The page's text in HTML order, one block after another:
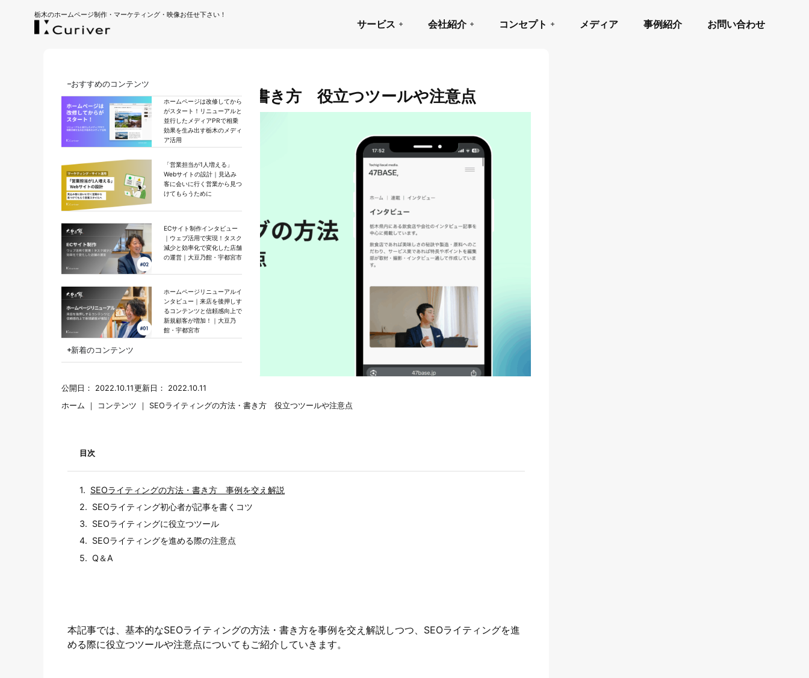
栃木のホームページ制作・マーケティング・映像お任せ下さい！
サービス 会社紹介 コンセプト メディア 事例紹介 お問い合わせ
SEOライティングの方法・書き方 役立つツールや注意点
公開日： 2022.10.11更新日：
2022.10.11
ホーム
｜ コンテンツ ｜ SEOライティングの方法・書き方 役立つツールや注意点
目次
SEOライティングの方法・書き方 事例を交え解説
SEOライティング初心者が記事を書くコツ
SEOライティングに役立つツール
SEOライティングを進める際の注意点
Q＆A
本記事では、基本的なSEOライティングの方法・書き方を事例を交え解説しつつ、SEOライティングを進
める際に役立つツールや注意点についてもご紹介していきます。
おすすめのコンテンツ
ホームページは改修してから
がスタート！リニューアルと
並行したメディアPRで相乗
効果を生み出す栃木のメディ
ア活用
「営業担当が1人増える」
Webサイトの設計｜見込み
客に会いに行く営業から見つ
けてもらうために
ECサイト制作インタビュー
｜ウェブ活用で実現！タスク
減少と効率化で変化した店舗
の運営｜大豆乃館・宇都宮市
ホームページリニューアルイ
ンタビュー｜来店を後押しす
るコンテンツと信頼感向上で
新規顧客が増加！｜大豆乃
館・宇都宮市
新着のコンテンツ